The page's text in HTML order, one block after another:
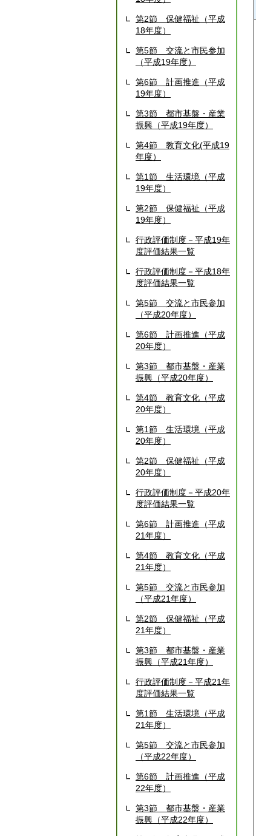
第2節 保健福祉（平成
18年度）
第5節 交流と市民参加
（平成19年度）
第6節 計画推進（平成
19年度）
第3節 都市基盤・産業
振興（平成19年度）
第4節 教育文化(平成19
年度）
第1節 生活環境（平成
19年度）
第2節 保健福祉（平成
19年度）
行政評価制度－平成19年
度評価結果一覧
行政評価制度－平成18年
度評価結果一覧
第5節 交流と市民参加
（平成20年度）
第6節 計画推進（平成
20年度）
第3節 都市基盤・産業
振興（平成20年度）
第4節 教育文化（平成
20年度）
第1節 生活環境（平成
20年度）
第2節 保健福祉（平成
20年度）
行政評価制度－平成20年
度評価結果一覧
第6節 計画推進（平成
21年度）
第4節 教育文化（平成
21年度）
第5節 交流と市民参加
（平成21年度）
第2節 保健福祉（平成
21年度）
第3節 都市基盤・産業
振興（平成21年度）
行政評価制度－平成21年
度評価結果一覧
第1節 生活環境（平成
21年度）
第5節 交流と市民参加
（平成22年度）
第6節 計画推進（平成
22年度）
第3節 都市基盤・産業
振興（平成22年度）